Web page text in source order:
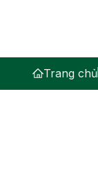
Trang chủ